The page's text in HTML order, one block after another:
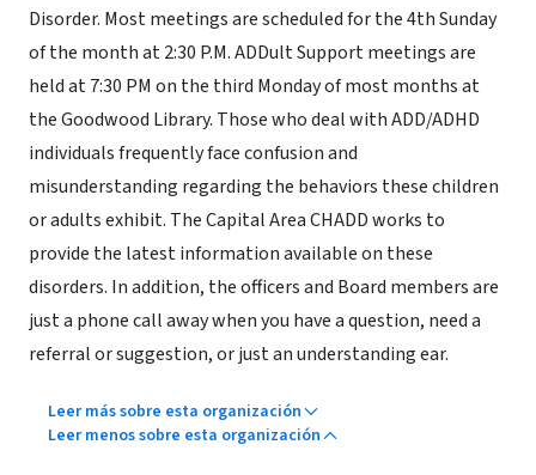
Disorder. Most meetings are scheduled for the 4th Sunday
of the month at 2:30 P.M. ADDult Support meetings are
held at 7:30 PM on the third Monday of most months at
the Goodwood Library. Those who deal with ADD/ADHD
individuals frequently face confusion and
misunderstanding regarding the behaviors these children
or adults exhibit. The Capital Area CHADD works to
provide the latest information available on these
disorders. In addition, the officers and Board members are
just a phone call away when you have a question, need a
referral or suggestion, or just an understanding ear.
Leer más sobre esta organización
Leer menos sobre esta organización